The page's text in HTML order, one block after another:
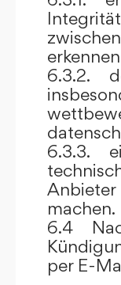
6.3.2.
6.3.3.
Anbieter
machen.
6.4
per E-